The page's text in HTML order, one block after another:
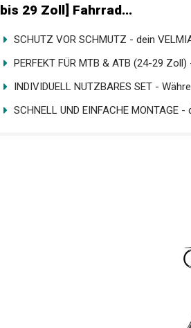
24 bis 29 Zoll] Fahrrad...
SCHUTZ VOR SCHMUTZ - dein
PERFEKT FÜR MTB & ATB (24-29
INDIVIDUELL NUTZBARES SET -
SCHNELL UND EINFACHE MONTAGE